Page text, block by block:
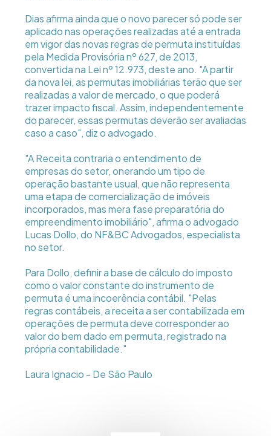
Dias afirma ainda que o novo parecer só pode ser
aplicado nas operações realizadas até a entrada
em vigor das novas regras de permuta instituídas
pela Medida Provisória nº 627, de 2013,
convertida na Lei nº 12.973, deste ano. "A partir
da nova lei, as permutas imobiliárias terão que ser
realizadas a valor de mercado, o que poderá
trazer impacto fiscal. Assim, independentemente
do parecer, essas permutas deverão ser avaliadas
caso a caso", diz o advogado.
"A Receita contraria o entendimento de
empresas do setor, onerando um tipo de
operação bastante usual, que não representa
uma etapa de comercialização de imóveis
incorporados, mas mera fase preparatória do
empreendimento imobiliário", afirma o advogado
Lucas Dollo, do NF&BC Advogados, especialista
no setor.
Para Dollo, definir a base de cálculo do imposto
como o valor constante do instrumento de
permuta é uma incoerência contábil. "Pelas
regras contábeis, a receita a ser contabilizada em
operações de permuta deve corresponder ao
valor do bem dado em permuta, registrado na
própria contabilidade."
Laura Ignacio - De São Paulo